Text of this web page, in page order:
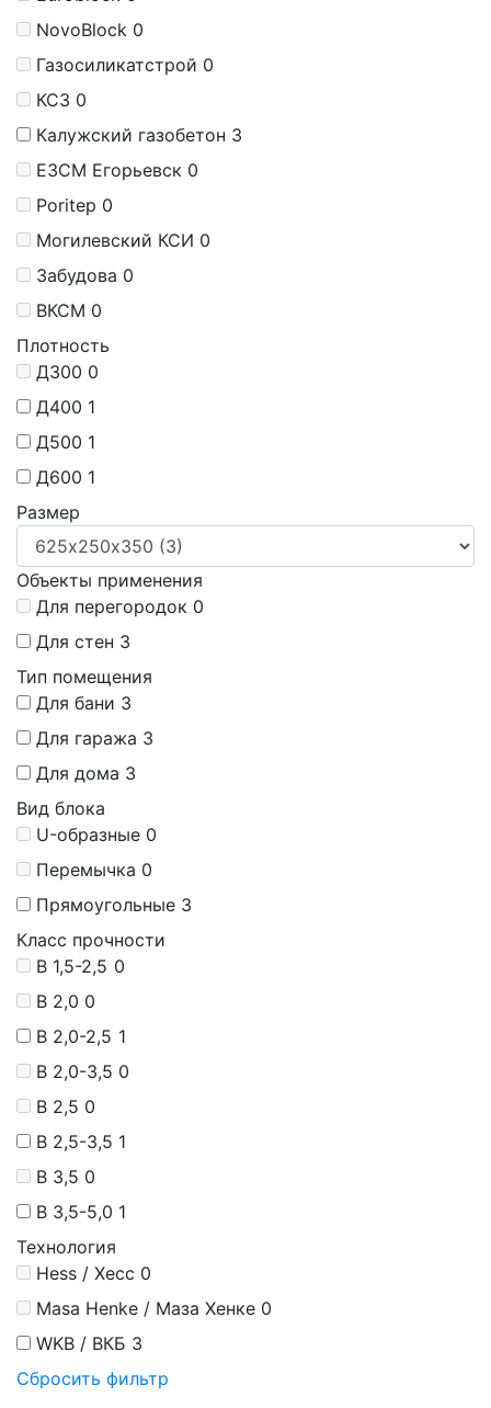
NovoBlock 0
Газосиликатстрой 0
КСЗ 0
Калужский газобетон 3
ЕЗСМ Егорьевск 0
Poritep 0
Могилевский КСИ 0
Забудова 0
ВКСМ 0
Плотность
Д300 0
Д400 1
Д500 1
Д600 1
Размер
Объекты применения
Для перегородок 0
Для стен 3
Тип помещения
Для бани 3
Для гаража 3
Для дома 3
Вид блока
U-образные 0
Перемычка 0
Прямоугольные 3
Класс прочности
B 1,5-2,5 0
B 2,0 0
B 2,0-2,5 1
B 2,0-3,5 0
B 2,5 0
B 2,5-3,5 1
B 3,5 0
B 3,5-5,0 1
Технология
Hess / Хесс 0
Masa Henke / Маза Хенке 0
WKB / ВКБ 3
Сбросить фильтр